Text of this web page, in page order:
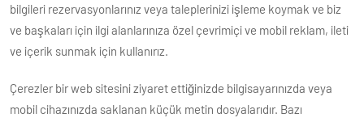
bilgileri rezervasyonlarınız veya taleplerinizi işleme koymak ve biz
ve başkaları için ilgi alanlarınıza özel çevrimiçi ve mobil reklam, ileti
ve içerik sunmak için kullanırız.
Çerezler bir web sitesini ziyaret ettiğinizde bilgisayarınızda veya
mobil cihazınızda saklanan küçük metin dosyalarıdır. Bazı